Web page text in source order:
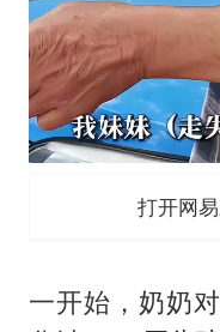
打开网
一开始，奶奶